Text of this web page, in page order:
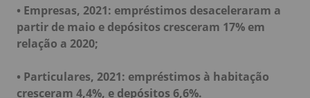
• Empresas, 2021: empréstimos desaceleraram a
partir de maio e depósitos cresceram 17% em
relação a 2020;
• Particulares, 2021: empréstimos à habitação
cresceram 4,4%, e depósitos 6,6%.